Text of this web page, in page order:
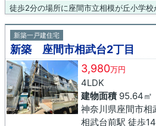
新築一戸建住宅
新築 座間市相武台2丁目
3,980万円
4LDK
建物面積95.64㎡
神奈川県座間市相
相武台前駅 徒歩